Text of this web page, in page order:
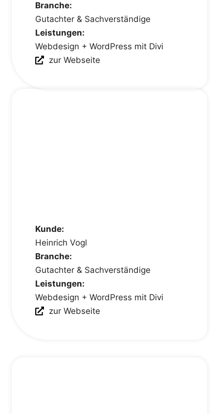
Branche:
Gutachter & Sachverständige
Leistungen:
Webdesign + WordPress mit Divi
zur Webseite
Kunde:
Heinrich Vogl
Branche:
Gutachter & Sachverständige
Leistungen:
Webdesign + WordPress mit Divi
zur Webseite